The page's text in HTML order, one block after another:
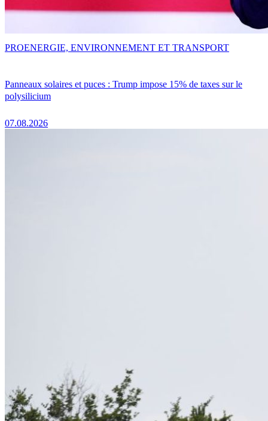
Panneaux solaires et puces : Trump impose 15% de taxes sur le
polysilicium
07.08.2026
PROENERGIE, ENVIRONNEMENT ET TRANSPORT